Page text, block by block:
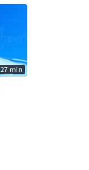
27 min